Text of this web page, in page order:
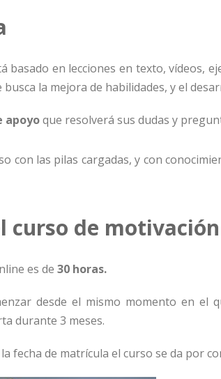
basado en lecciones en texto, vídeos,
busca la mejora de habilidades, y el
apoyoque resolverá sus dudas y
con las pilas cargadas, y con
curso de
es de 30 horas.
desde el mismo momento en el
durante 3 meses.
fecha de matrícula el curso se da por